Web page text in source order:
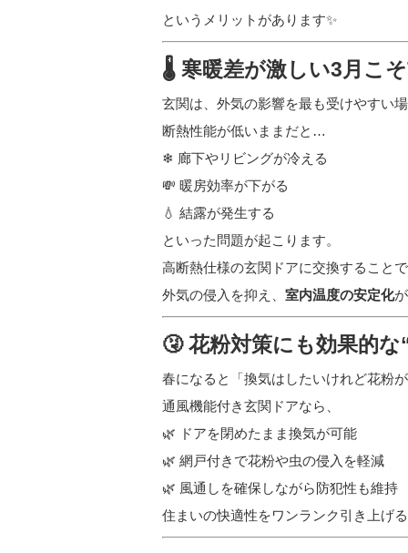
というメリットがあります✨
🌡 寒暖差が激しい3月こ
玄関は、外気の影響を最も受けやすい
断熱性能が低いままだと…
❄ 廊下やリビングが冷える
💸 暖房効率が下がる
💧 結露が発生する
といった問題が起こります。
高断熱仕様の玄関ドアに交換すること
外気の侵入を抑え、 室内温度の安定化
🤧 花粉対策にも効果的な
春になると「換気はしたいけれど花粉
通風機能付き玄関ドアなら、
🌿 ドアを閉めたまま換気が可能
🌿 網戸付きで花粉や虫の侵入を軽減
🌿 風通しを確保しながら防犯性も維持
住まいの快適性をワンランク引き上げ